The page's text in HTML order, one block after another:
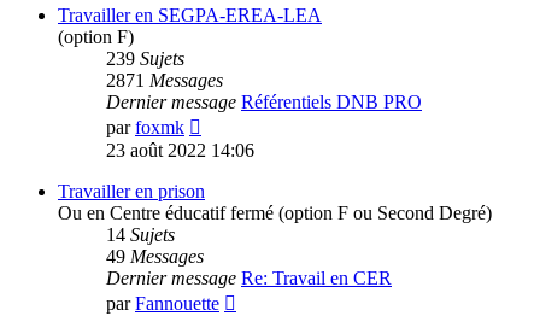
message
Travailler en SEGPA-EREA-LEA
(option F)
239 Sujets
2871 Messages
Dernier message Référentiels DNB PRO
parfoxmk
le
message
23 août 2022 14:06
Travailler en prison
Ou en Centre éducatif fermé (option F ou Second Degré)
14 Sujets
49 Messages
Dernier message Re: Travail en CER
parFannouette